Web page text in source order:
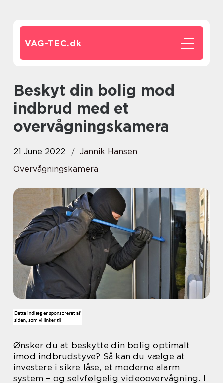
VAG-TEC.dk
Beskyt din bolig mod
indbrud med et
overvågningskamera
21 June 2022
Jannik Hansen
Overvågningskamera
Ønsker du at beskytte din bolig optimalt
imod indbrudstyve? Så kan du vælge at
investere i sikre låse, et moderne alarm
system – og selvfølgelig videoovervågning. I